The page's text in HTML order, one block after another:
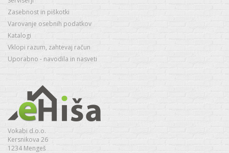
Zasebnost in piškotki
Varovanje osebnih podatkov
Katalogi
Vklopi razum, zahtevaj račun
Uporabno - navodila in nasveti
Vokabi d.o.o.
Kersnikova 26
1234 Mengeš